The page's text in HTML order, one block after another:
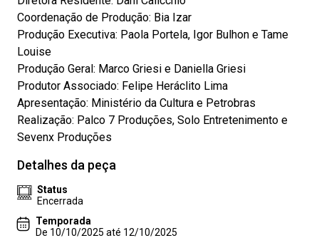
Coordenação de Produção: Bia Izar
Produção Executiva: Paola Portela, Igor Bulhon e Tame
Louise
Produção Geral: Marco Griesi e Daniella Griesi
Produtor Associado: Felipe Heráclito Lima
Apresentação: Ministério da Cultura e Petrobras
Realização: Palco 7 Produções, Solo Entretenimento e
Sevenx Produções
Detalhes da peça
Status
Encerrada
Temporada
De 10/10/2025 até 12/10/2025